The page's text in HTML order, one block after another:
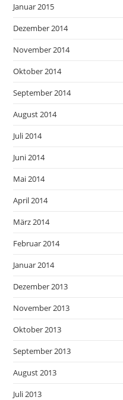
Januar 2015
Dezember 2014
November 2014
Oktober 2014
September 2014
August 2014
Juli 2014
Juni 2014
Mai 2014
April 2014
März 2014
Februar 2014
Januar 2014
Dezember 2013
November 2013
Oktober 2013
September 2013
August 2013
Juli 2013